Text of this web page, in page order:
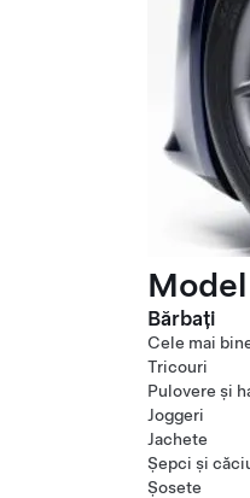
Bărbați
Cele mai
Tricouri
Pulovere și
Joggeri
Jachete
Șepci și
Șosete